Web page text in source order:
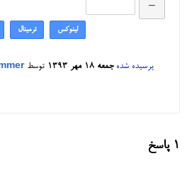
لینوکس ترمینال
پرسیده شده جمعه ۱۸ مهر ۱۳۹۳ توسط
1 پاسخ